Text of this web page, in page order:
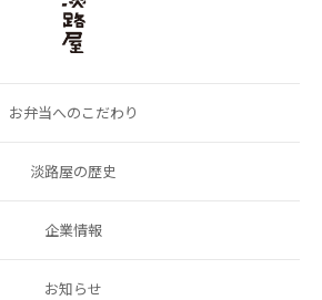
お弁当へのこだわり
淡路屋の歴史
企業情報
お知らせ